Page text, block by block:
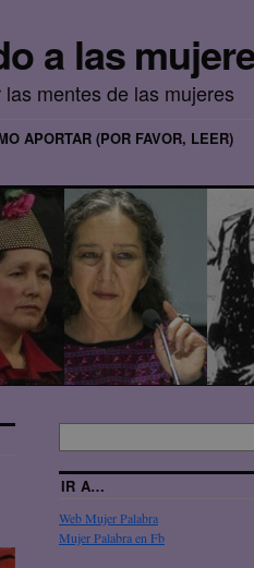
a las
mentes de las mujeres
APORTAR (POR FAVOR, LEER)
IR A…
Web Mujer Palabra
Mujer Palabra en Fb